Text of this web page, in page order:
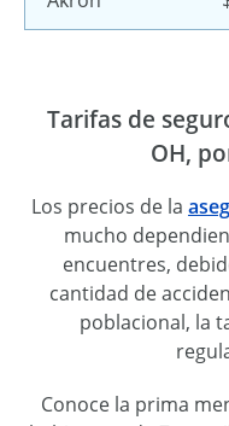
Tarifas de
OH,
Los precios de la
mucho
encuentres,
cantidad de
poblacional, la
Conoce la prima